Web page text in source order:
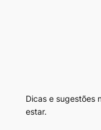
Dicas e sugestões
estar.